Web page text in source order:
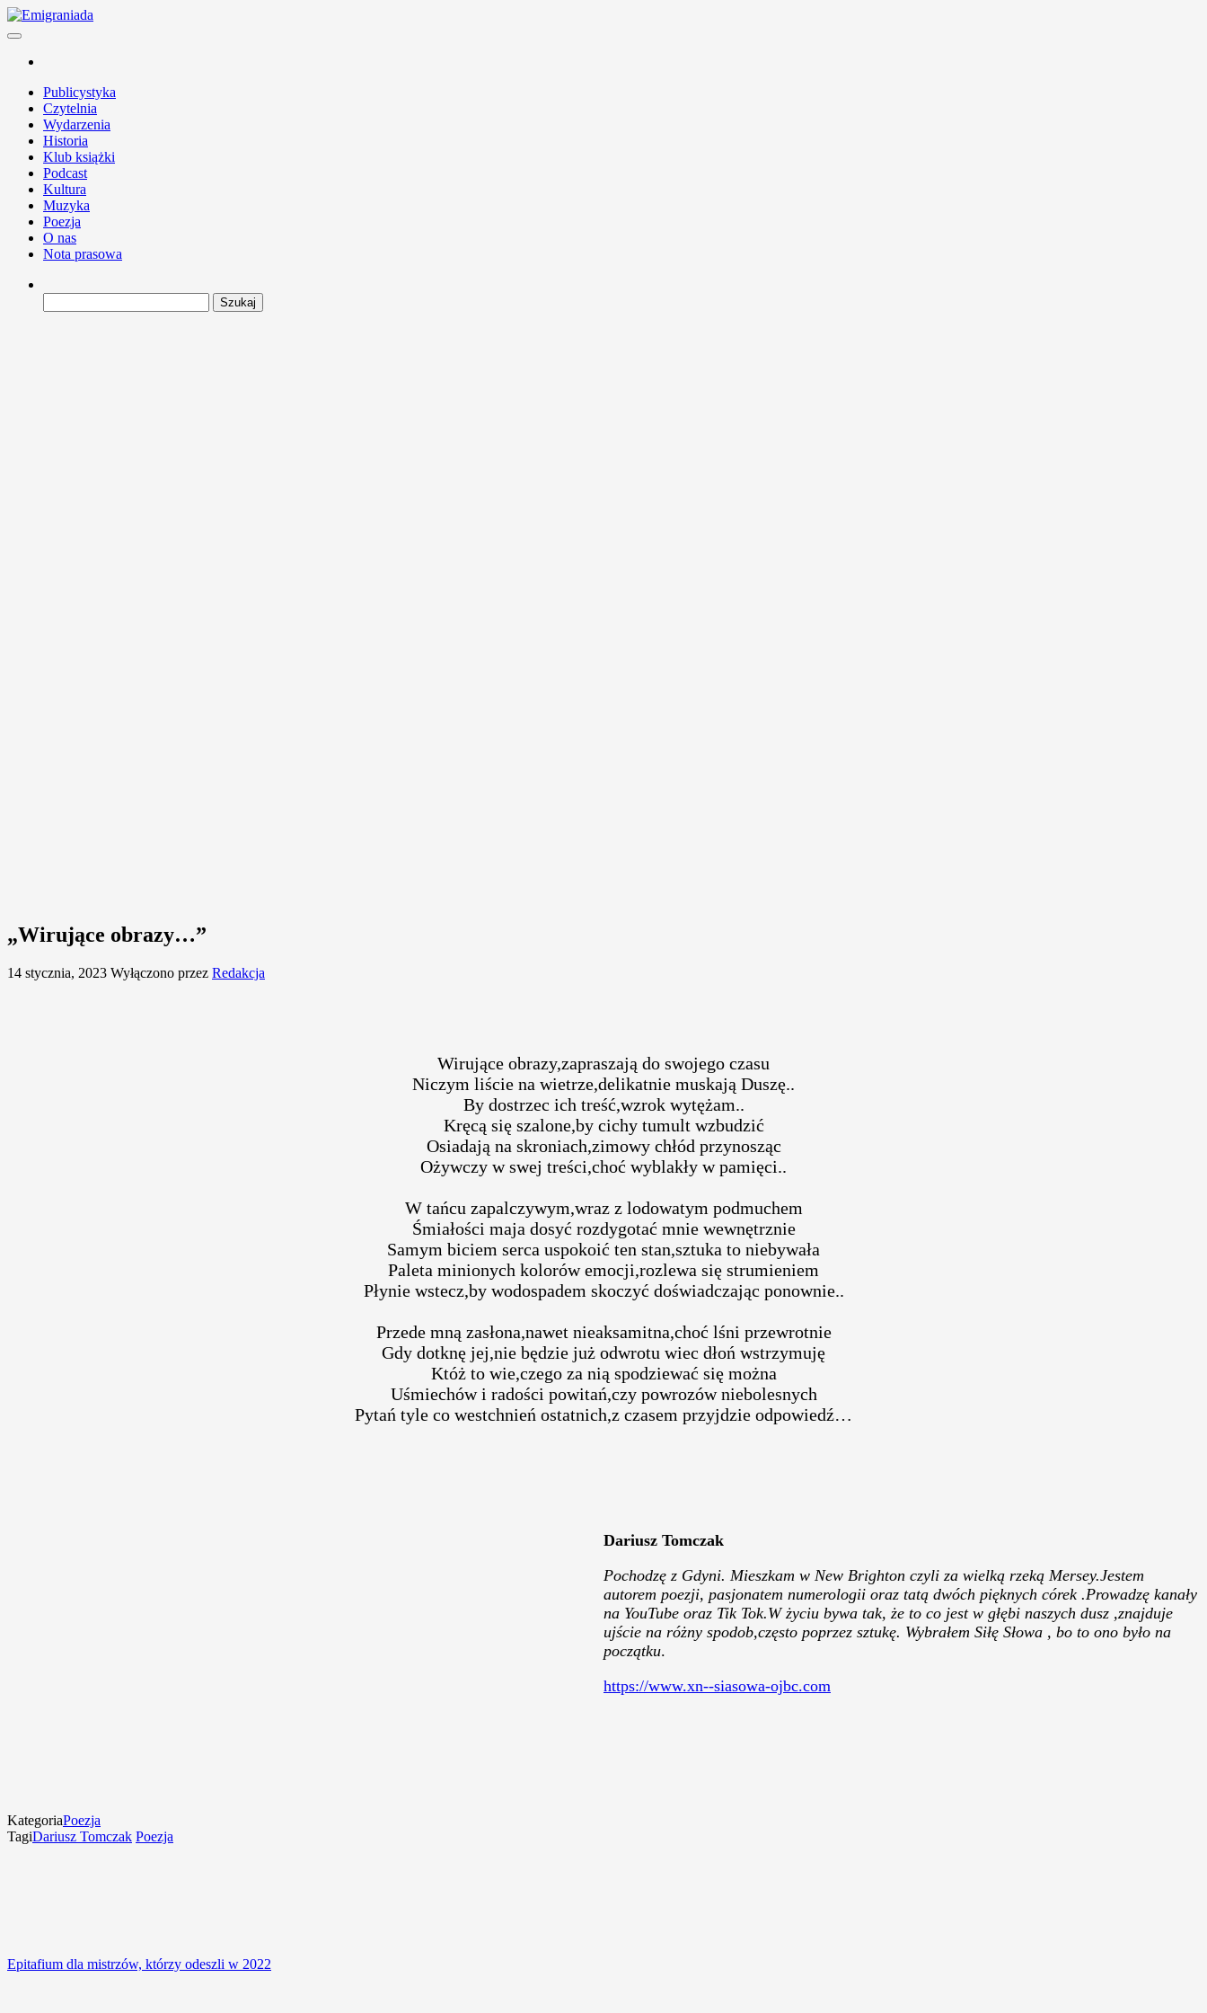
Przejdź
do
Publicystyka
Czytelnia
Wydarzenia
Historia
Klub książki
Podcast
Kultura
Muzyka
Poezja
O nas
Nota prasowa
„Wirujące obrazy…”
14 stycznia, 2023 Wyłączono przez Redakcja
Wirujące obrazy,zapraszają do swojego czasu
Niczym liście na wietrze,delikatnie muskają Duszę..
By dostrzec ich treść,wzrok wytężam..
Kręcą się szalone,by cichy tumult wzbudzić
Osiadają na skroniach,zimowy chłód przynosząc
Ożywczy w swej treści,choć wyblakły w pamięci..
W tańcu zapalczywym,wraz z lodowatym podmuchem
Śmiałości maja dosyć rozdygotać mnie wewnętrznie
Samym biciem serca uspokoić ten stan,sztuka to niebywała
Paleta minionych kolorów emocji,rozlewa się strumieniem
Płynie wstecz,by wodospadem skoczyć doświadczając ponownie..
Przede mną zasłona,nawet nieaksamitna,choć lśni przewrotnie
Gdy dotknę jej,nie będzie już odwrotu wiec dłoń wstrzymuję
Któż to wie,czego za nią spodziewać się można
Uśmiechów i radości powitań,czy powrozów niebolesnych
Pytań tyle co westchnień ostatnich,z czasem przyjdzie odpowiedź…
Dariusz Tomczak
Pochodzę z Gdyni. Mieszkam w New Brighton czyli za wielką rzeką Mersey.Jestem
autorem poezji, pasjonatem numerologii oraz tatą dwóch pięknych córek .Prowadzę kanały
na YouTube oraz Tik Tok.W życiu bywa tak, że to co jest w głębi naszych dusz ,znajduje
ujście na różny spodob,często poprzez sztukę. Wybrałem Siłę Słowa , bo to ono było na
początku.
https://www.xn--siasowa-ojbc.com
KategoriaPoezja
TagiDariusz Tomczak Poezja
Epitafium dla mistrzów, którzy odeszli w 2022